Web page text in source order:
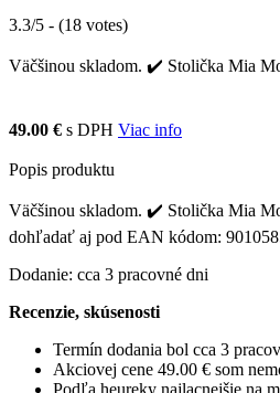
3.3/5 - (18 votes)
Väčšinou skladom. ✔️ Stolička Mia
49.00 € s DPH Viac info
Popis produktu
Väčšinou skladom. ✔️ Stolička Mia
dohľadať aj pod EAN kódom:
Dodanie: cca 3 pracovné dni
Recenzie, skúsenosti
Termín dodania bol cca 3
Akciovej cene 49.00 € som
Podľa heureky najlacnejšie na